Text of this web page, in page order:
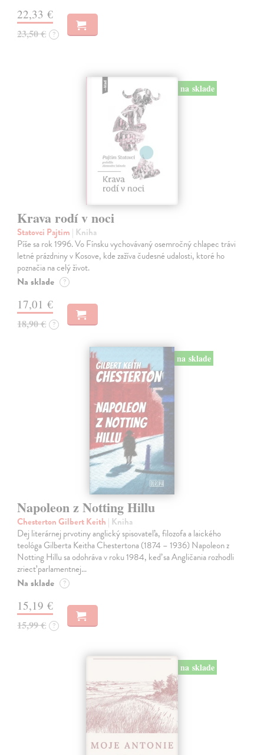
22,33 €
23,50 € ?
na sklade
Krava rodí v noci
Statovci Pajtim | Kniha
Píše sa rok 1996. Vo Fínsku vychovávaný osemročný chlapec trávi
letné prázdniny v Kosove, kde zažíva čudesné udalosti, ktoré ho
poznačia na celý život.
Na sklade ?
17,01 €
18,90 € ?
na sklade
Napoleon z Notting Hillu
Chesterton Gilbert Keith | Kniha
Dej literárnej prvotiny anglický spisovateľa, filozofa a laického
teológa Gilberta Keitha Chestertona (1874 – 1936) Napoleon z
Notting Hillu sa odohráva v roku 1984, keď sa Angličania rozhodli
zriecť parlamentnej…
Na sklade ?
15,19 €
15,99 € ?
na sklade